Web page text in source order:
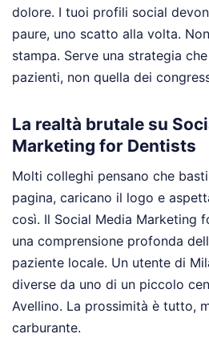
dolore. I tuoi profili social
paure, uno scatto alla volta.
stampa. Serve una strategia
pazienti, non quella dei
La realtà brutale su
Marketing for Dentists
Molti colleghi pensano che
pagina, caricano il logo e
così. Il Social Media Marketing
una comprensione profonda
paziente locale. Un utente di
diverse da uno di un piccolo
Avellino. La prossimità è tutto,
carburante.